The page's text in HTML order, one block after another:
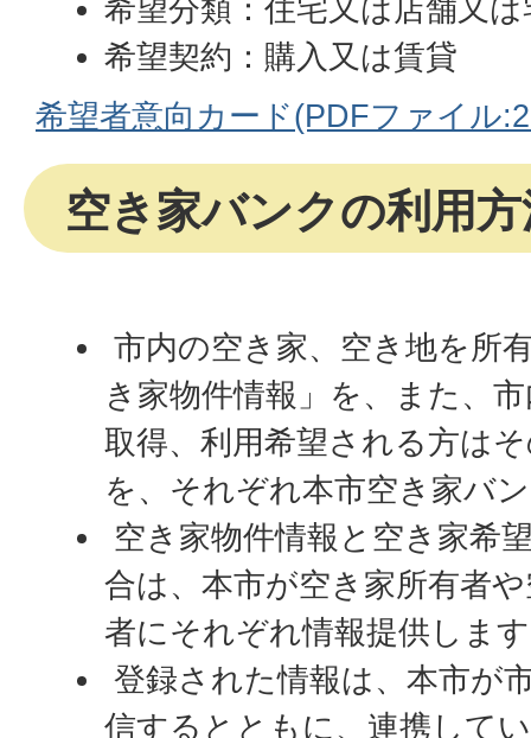
希望分類：住宅又は店舗又は
希望契約：購入又は賃貸
希望者意向カード(PDFファイル
空き家バンクの利用
市内の空き家、空き地を所
き家物件情報」を、また、
取得、利用希望される方は
を、それぞれ本市空き家バ
空き家物件情報と空き家希
合は、本市が空き家所有者
者にそれぞれ情報提供しま
登録された情報は、本市が
信するとともに、連携して